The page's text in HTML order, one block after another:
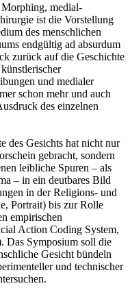
medial-
ist die Vorstellung
des menschlichen
endgültig ad absurdum
zurück auf die Geschichte
und medialer
schon mehr und auch
des einzelnen
des Gesichts hat nicht nur
gebracht, sondern
leibliche Spuren – als
– in ein deutbares Bild
in der Religions- und
Portrait) bis zur Rolle
empirischen
Action Coding System,
Das Symposium soll die
Gesicht bündeln
und technischer